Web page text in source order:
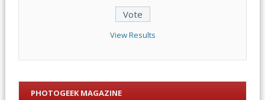
View Results
PHOTOGEEK MAGAZINE